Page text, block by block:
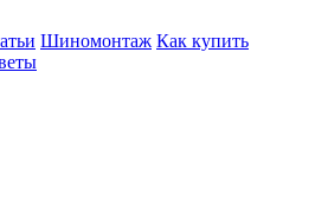
Шиномонтаж Как купить